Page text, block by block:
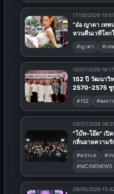
17/05/2026 10:51
”อ๋อ ญาดา เทพ
หวนคืนเวทีโลกในรอบ 13
Stars เปิดตัวท
#ญาดา #เท
15/07/2026 16:17
152 ปี วัฒนาวิ
2570-2575 ชู
ลักษณ์ “บ้านหลั
#152 #ฒนาว
03/07/2026
"โบ๊ท–โอ๊ต" เปิ
กลิ่นอายความรั
PREMIERE
#ดประต #ก
#MCINENEWS
29/05/2026 15:42